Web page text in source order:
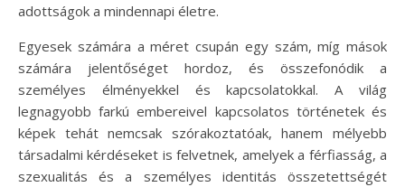
adottságok a mindennapi életre.
Egyesek számára a méret csupán egy szám, míg mások
számára jelentőséget hordoz, és összefonódik a
személyes élményekkel és kapcsolatokkal. A világ
legnagyobb farkú embereivel kapcsolatos történetek és
képek tehát nemcsak szórakoztatóak, hanem mélyebb
társadalmi kérdéseket is felvetnek, amelyek a férfiasság, a
szexualitás és a személyes identitás összetettségét